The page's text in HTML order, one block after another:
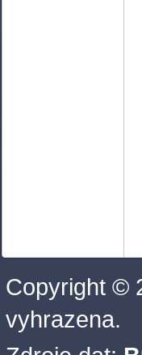
Copyright ©
vyhrazena.